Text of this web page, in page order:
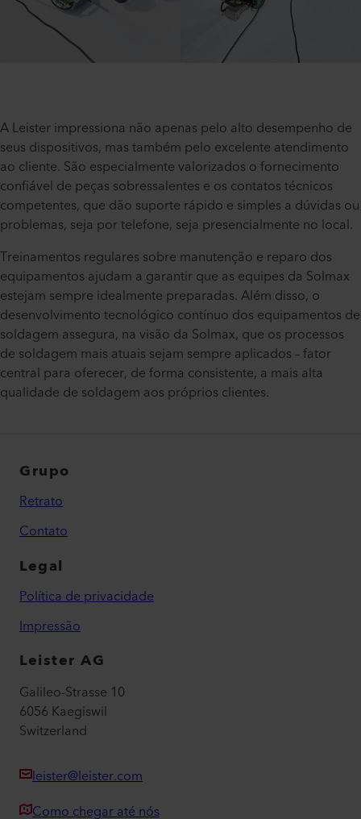
A Leister impressiona não apenas pelo alto desempenho de
seus dispositivos, mas também pelo excelente atendimento
ao cliente. São especialmente valorizados o fornecimento
confiável de peças sobressalentes e os contatos técnicos
competentes, que dão suporte rápido e simples a dúvidas ou
problemas, seja por telefone, seja presencialmente no local.​
Treinamentos regulares sobre manutenção e reparo dos
equipamentos ajudam a garantir que as equipes da Solmax
estejam sempre idealmente preparadas. Além disso, o
desenvolvimento tecnológico contínuo dos equipamentos de
soldagem assegura, na visão da Solmax, que os processos
de soldagem mais atuais sejam sempre aplicados – fator
central para oferecer, de forma consistente, a mais alta
qualidade de soldagem aos próprios clientes.​
Grupo
Retrato
Contato
Legal
Política de privacidade
Impressão
Leister AG
Galileo-Strasse 10
6056 Kaegiswil
Switzerland
leister@leister.com
Como chegar até nós